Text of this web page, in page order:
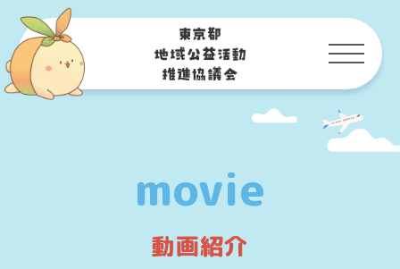
movie
動画紹介